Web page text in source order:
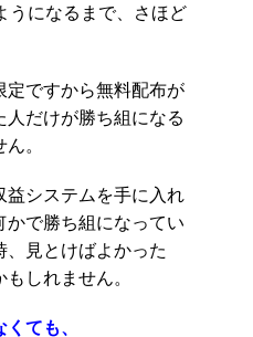
うになるまで、さほど
定ですから無料配布が
だけが勝ち組になる
。
益システムを手に入れ
かで勝ち組になってい
、見とけばよかった
しれません。
ても、